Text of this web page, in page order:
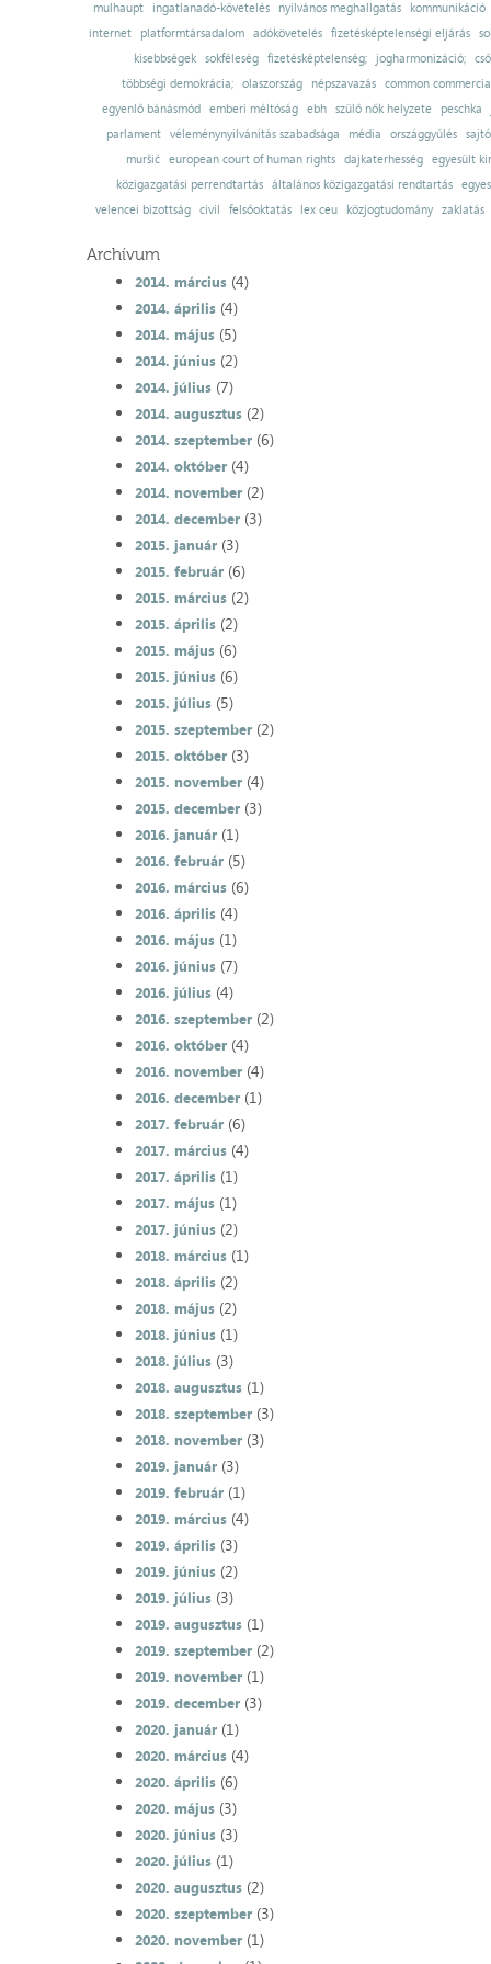
mulhaupt ingatlanadó-követelés nyilvános meghallgatás
kommunikáció
internet
platformtársadalom adókövetelés fizetésképtelenségi eljárás
kisebbségek sokféleség fizetésképtelenség; jogharmonizáció;
többségi demokrácia; olaszország népszavazás common
egyenlő bánásmód emberi méltóság ebh szülő nők helyzete
peschka
parlament
véleménynyilvánítás szabadsága média országgyűlés
muršić
european court of human rights dajkaterhesség
egyesült
közigazgatási perrendtartás
általános közigazgatási rendtartás
velencei bizottság
civil felsőoktatás lex ceu közjogtudomány zaklatás
Archívum
2014. március(4)
2014. április(4)
2014. május(5)
2014. június(2)
2014. július(7)
2014. augusztus(2)
2014. szeptember(6)
2014. október(4)
2014. november(2)
2014. december(3)
2015. január(3)
2015. február(6)
2015. március(2)
2015. április(2)
2015. május(6)
2015. június(6)
2015. július(5)
2015. szeptember(2)
2015. október(3)
2015. november(4)
2015. december(3)
2016. január(1)
2016. február(5)
2016. március(6)
2016. április(4)
2016. május(1)
2016. június(7)
2016. július(4)
2016. szeptember(2)
2016. október(4)
2016. november(4)
2016. december(1)
2017. február(6)
2017. március(4)
2017. április(1)
2017. május(1)
2017. június(2)
2018. március(1)
2018. április(2)
2018. május(2)
2018. június(1)
2018. július(3)
2018. augusztus(1)
2018. szeptember(3)
2018. november(3)
2019. január(3)
2019. február(1)
2019. március(4)
2019. április(3)
2019. június(2)
2019. július(3)
2019. augusztus(1)
2019. szeptember(2)
2019. november(1)
2019. december(3)
2020. január(1)
2020. március(4)
2020. április(6)
2020. május(3)
2020. június(3)
2020. július(1)
2020. augusztus(2)
2020. szeptember(3)
2020. november(1)